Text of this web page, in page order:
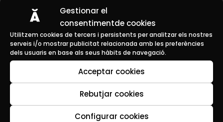
Gestionar el
consentimentde cookies
Utilitzem cookies de tercers i persistents per analitzar els nostres
serveis i/o mostrar publicitat relacionada amb les preferències
dels usuaris en base als seus hàbits de navegació.
Acceptar cookies
Rebutjar cookies
Configurar cookies
Bar Gelateria El Rinconcito
de Elena